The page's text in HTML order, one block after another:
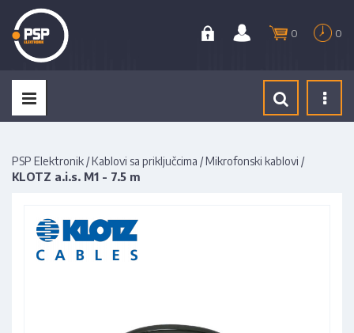
0 0
PSP Elektronik /Kablovi sa priključcima /Mikrofonski kablovi /
KLOTZ a.i.s. M1 - 7.5 m